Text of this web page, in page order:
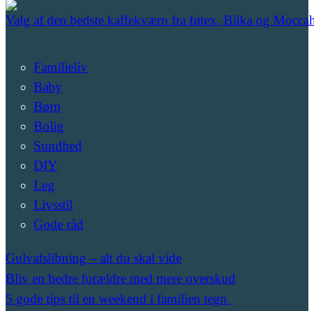
Valg af den bedste kaffekværn fra føtex, Bilka og
Familieliv
Baby
Børn
Bolig
Sundhed
DIY
Leg
Livsstil
Gode råd
Gulvafslibning – alt du skal vide
Bliv en bedre forældre med mere overskud
5 gode tips til en weekend i familien tegn